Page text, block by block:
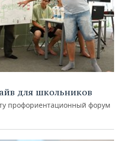
для школьников
профориентационный форум